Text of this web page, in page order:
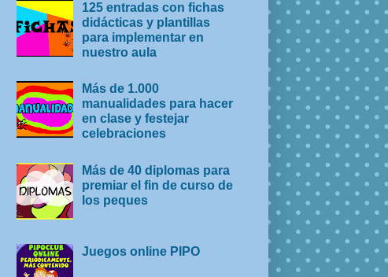
125 entradas con fichas
didácticas y plantillas
para implementar en
nuestro aula
Más de 1.000
manualidades para hacer
en clase y festejar
celebraciones
Más de 40 diplomas para
premiar el fin de curso de
los peques
Juegos online PIPO